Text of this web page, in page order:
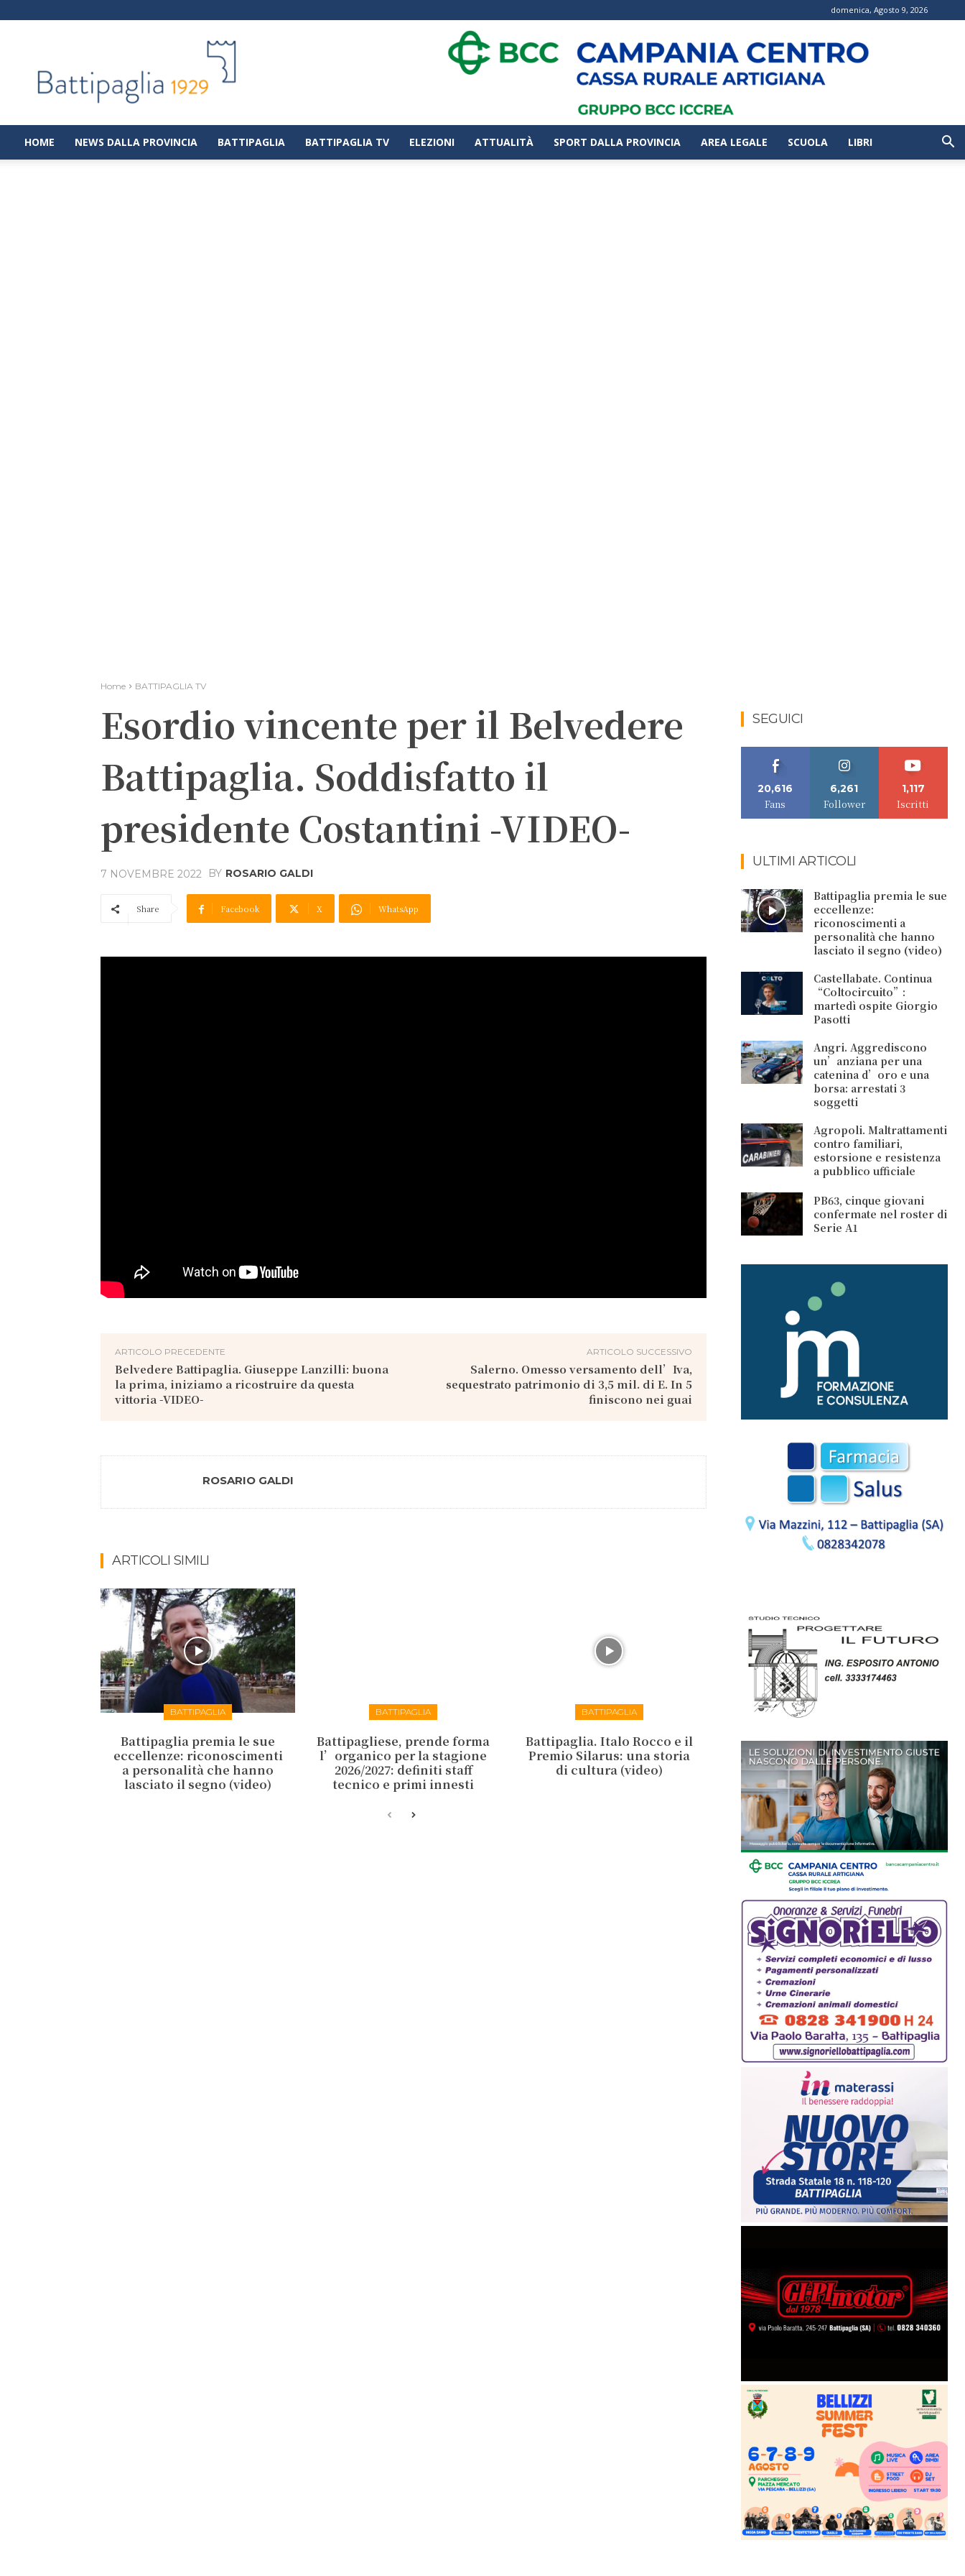
domenica, Agosto 9, 2026
|
Notizie
dalla
città
di
HOME NEWS DALLA PROVINCIA BATTIPAGLIA BATTIPAGLIA TV ELEZIONI ATTUALITÀ SPORT DALLA PROVINCIA AREA LEGALE SCUOLA LIBRI
Home BATTIPAGLIA TV
Esordio vincente per il Belvedere
Battipaglia. Soddisfatto il
presidente Costantini -VIDEO-
7 NOVEMBRE 2022 BY ROSARIO GALDI
Share Facebook X WhatsApp
ARTICOLO PRECEDENTE
Belvedere Battipaglia. Giuseppe Lanzilli: buona
la prima, iniziamo a ricostruire da questa
vittoria -VIDEO-
ARTICOLO SUCCESSIVO
Salerno. Omesso versamento dell’Iva,
sequestrato patrimonio di 3,5 mil. di E. In 5
finiscono nei guai
ROSARIO GALDI
ARTICOLI SIMILI
BATTIPAGLIA
Battipaglia premia le sue
eccellenze: riconoscimenti
a personalità che hanno
lasciato il segno (video)
BATTIPAGLIA
Battipagliese, prende forma
l’organico per la stagione
2026/2027: definiti staff
tecnico e primi innesti
BATTIPAGLIA
Battipaglia. Italo Rocco e il
Premio Silarus: una storia
di cultura (video)
SEGUICI
20,616
Fans
6,261
Follower
1,117
Iscritti
ULTIMI ARTICOLI
Battipaglia premia le sue
eccellenze:
riconoscimenti a
personalità che hanno
lasciato il segno (video)
Castellabate. Continua
“Coltocircuito”:
martedì ospite Giorgio
Pasotti
Angri. Aggrediscono
un’anziana per una
catenina d’oro e una
borsa: arrestati 3
soggetti
Agropoli. Maltrattamenti
contro familiari,
estorsione e resistenza
a pubblico ufficiale
PB63, cinque giovani
confermate nel roster di
Serie A1